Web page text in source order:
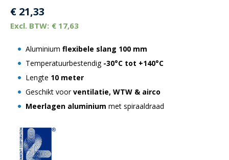
€ 21,33
€ 17,63
Aluminium flexibele slang 100 mm
Temperatuurbestendig -30°C tot +140°C
Lengte 10 meter
Geschikt voorventilatie, WTW & airco
Meerlagen aluminium met spiraaldraad